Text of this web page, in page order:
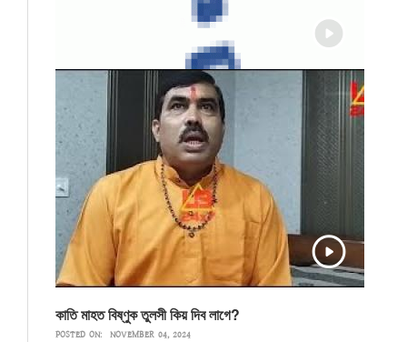
কাতি মাহত বিষ্ণুক তুলসী কিয় দিব লাগে?
POSTED ON: NOVEMBER 04, 2024